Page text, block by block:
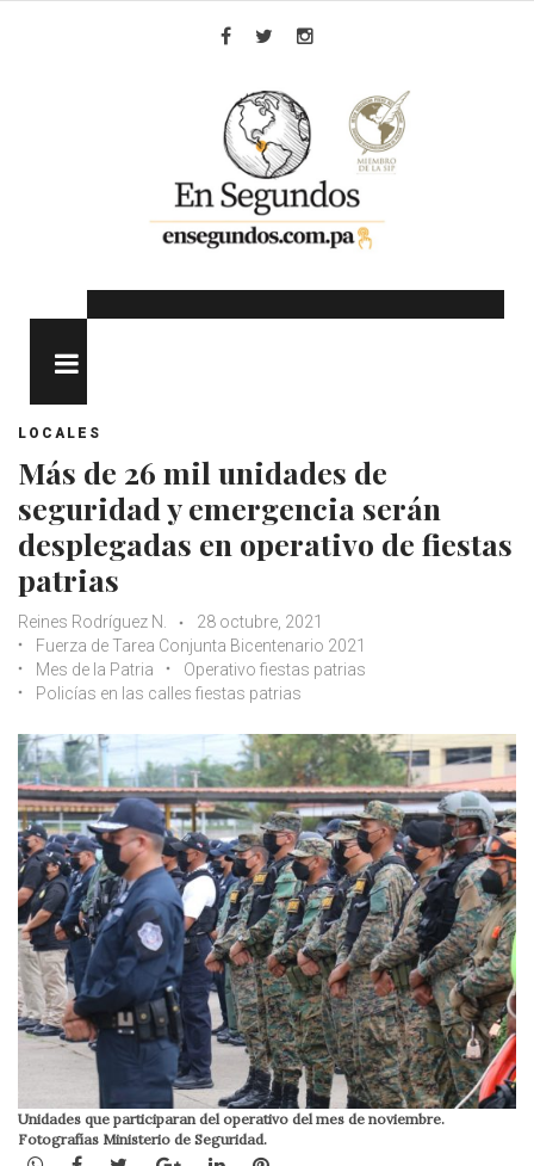
LOCALES
Más de 26 mil unidades de
seguridad y emergencia serán
desplegadas en operativo de fiestas
patrias
Reines Rodríguez N.
28 octubre, 2021
Fuerza de Tarea Conjunta Bicentenario 2021
Mes de la Patria
Operativo fiestas patrias
Policías en las calles fiestas patrias
Unidades que participaran del operativo del mes de noviembre.
Fotografías Ministerio de Seguridad.